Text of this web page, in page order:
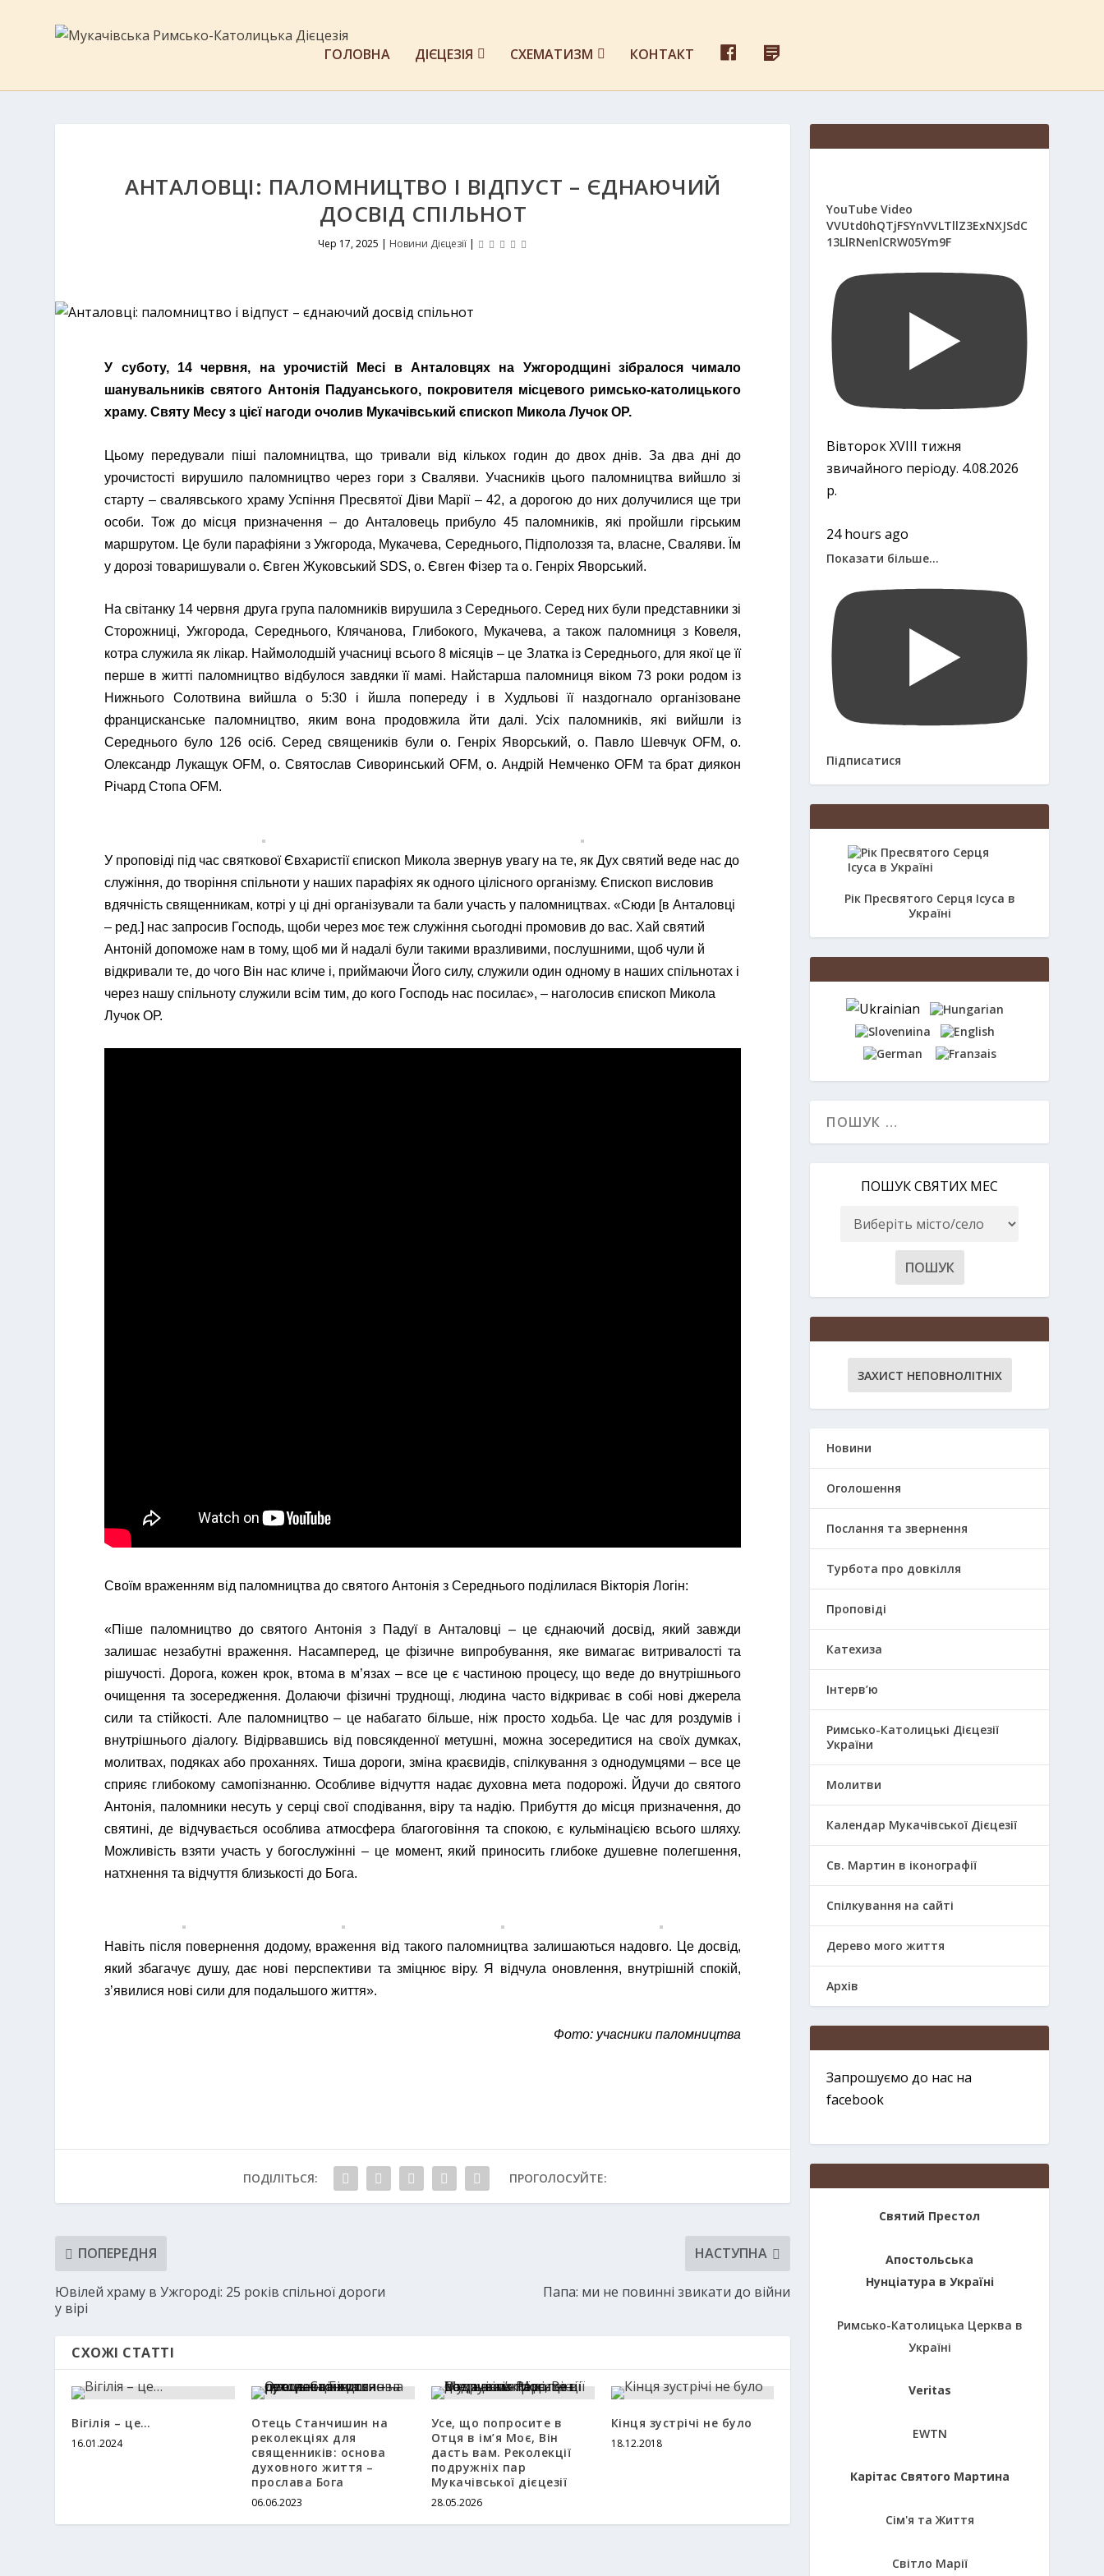
ГОЛОВНА ДІЄЦЕЗІЯ СХЕМАТИЗМ КОНТАКТ
E
Д
С
АНТАЛОВЦІ: ПАЛОМНИЦТВО І ВІДПУСТ – ЄДНАЮЧИЙ
ДОСВІД СПІЛЬНОТ
Чер 17, 2025 | Новини Дієцезії|
У суботу, 14 червня, на урочистій Месі в Анталовцях на Ужгородщині зібралося чимало
шанувальників святого Антонія Падуанського, покровителя місцевого римсько-католицького
храму. Святу Месу з цієї нагоди очолив Мукачівський єпископ Микола Лучок ОР.
Цьому передували піші паломництва, що тривали від кількох годин до двох днів. За два дні до
урочистості вирушило паломництво через гори з Сваляви. Учасників цього паломництва вийшло зі
старту – свалявського храму Успіння Пресвятої Діви Марії – 42, а дорогою до них долучилися ще три
особи. Тож до місця призначення – до Анталовець прибуло 45 паломників, які пройшли гірським
маршрутом. Це були парафіяни з Ужгорода, Мукачева, Середнього, Підполоззя та, власне, Сваляви. Їм
у дорозі товаришували о. Євген Жуковський SDS, о. Євген Фізер та о. Генріх Яворський.
На світанку 14 червня друга група паломників вирушила з Середнього. Серед них були представники зі
Сторожниці, Ужгорода, Середнього, Клячанова, Глибокого, Мукачева, а також паломниця з Ковеля,
котра служила як лікар. Наймолодшій учасниці всього 8 місяців – це Златка із Середнього, для якої це її
перше в житті паломництво відбулося завдяки її мамі. Найстарша паломниця віком 73 роки родом із
Нижнього Солотвина вийшла о 5:30 і йшла попереду і в Худльові її наздогнало організоване
францисканське паломництво, яким вона продовжила йти далі. Усіх паломників, які вийшли із
Середнього було 126 осіб. Серед священиків були о. Генріх Яворський, о. Павло Шевчук OFM, о.
Олександр Лукащук OFM, о. Святослав Сиворинський OFM, о. Андрій Немченко OFM та брат диякон
Річард Стопа OFM.
У проповіді під час святкової Євхаристії єпископ Микола звернув увагу на те, як Дух святий веде нас до
служіння, до творіння спільноти у наших парафіях як одного цілісного організму. Єпископ висловив
вдячність священникам, котрі у ці дні організували та бали участь у паломництвах. «Сюди [в Анталовці
– ред.] нас запросив Господь, щоби через моє теж служіння сьогодні промовив до вас. Хай святий
Антоній допоможе нам в тому, щоб ми й надалі були такими вразливими, послушними, щоб чули й
відкривали те, до чого Він нас кличе і, приймаючи Його силу, служили один одному в наших спільнотах і
через нашу спільноту служили всім тим, до кого Господь нас посилає», – наголосив єпископ Микола
Лучок ОР.
Своїм враженням від паломництва до святого Антонія з Середнього поділилася Вікторія Логін:
«Піше паломництво до святого Антонія з Падуї в Анталовці – це єднаючий досвід, який завжди
залишає незабутні враження. Насамперед, це фізичне випробування, яке вимагає витривалості та
рішучості. Дорога, кожен крок, втома в м’язах – все це є частиною процесу, що веде до внутрішнього
очищення та зосередження. Долаючи фізичні труднощі, людина часто відкриває в собі нові джерела
сили та стійкості. Але паломництво – це набагато більше, ніж просто ходьба. Це час для роздумів і
внутрішнього діалогу. Відірвавшись від повсякденної метушні, можна зосередитися на своїх думках,
молитвах, подяках або проханнях. Тиша дороги, зміна краєвидів, спілкування з однодумцями – все це
сприяє глибокому самопізнанню. Особливе відчуття надає духовна мета подорожі. Йдучи до святого
Антонія, паломники несуть у серці свої сподівання, віру та надію. Прибуття до місця призначення, до
святині, де відчувається особлива атмосфера благоговіння та спокою, є кульмінацією всього шляху.
Можливість взяти участь у богослужінні – це момент, який приносить глибоке душевне полегшення,
натхнення та відчуття близькості до Бога.
Навіть після повернення додому, враження від такого паломництва залишаються надовго. Це досвід,
який збагачує душу, дає нові перспективи та зміцнює віру. Я відчула оновлення, внутрішній спокій,
зʼявилися нові сили для подальшого життя».
Фото: учасники паломництва
ПОДІЛІТЬСЯ: ПРОГОЛОСУЙТЕ:
ПОПЕРЕДНЯ
Ювілей храму в Ужгороді: 25 років спільної дороги
у вірі
НАСТУПНА
Папа: ми не повинні звикати до війни
СХОЖІ СТАТТІ
Вігілія – це…
16.01.2024
Отець Станчишин на
реколекціях для
священників: основа
духовного життя –
прослава Бога
06.06.2023
Усе, що попросите в
Отця в ім’я Моє, Він
дасть вам. Реколекції
подружніх пар
Мукачівської дієцезії
28.05.2026
Кінця зустрічі не було
18.12.2018
YouTube Video
VVUtd0hQTjFSYnVVLTllZ3ExNXJSdC
13LlRNenlCRW05Ym9F
Вівторок ХVІІІ тижня
звичайного періоду. 4.08.2026
р.
24 hours ago
Показати більше...
Підписатися
Рік Пресвятого Серця Ісуса в
Україні
ПОШУК СВЯТИХ МЕС
ЗАХИСТ НЕПОВНОЛІТНІХ
Новини
Оголошення
Послання та звернення
Турбота про довкілля
Проповіді
Катехиза
Інтерв’ю
Римсько-Католицькі Дієцезії
України
Молитви
Календар Мукачівської Дієцезії
Св. Мартин в іконографії
Спілкування на сайті
Дерево мого життя
Архів
Запрошуємо до нас на
facebook
Святий Престол
Апостольська
Нунціатура в Україні
Римсько-Католицька Церква в
Україні
Veritas
EWTN
Карітас Святого Мартина
Сім'я та Життя
Світло Марії